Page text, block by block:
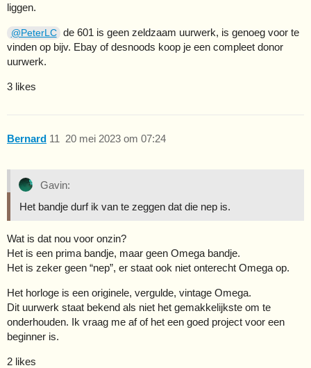
liggen.
@PeterLC de 601 is geen zeldzaam uurwerk, is genoeg voor te
vinden op bijv. Ebay of desnoods koop je een compleet donor
uurwerk.
3 likes
Bernard 20 mei 2023 om 07:24
11
Gavin:
Het bandje durf ik van te zeggen dat die nep is.
Wat is dat nou voor onzin?
Het is een prima bandje, maar geen Omega bandje.
Het is zeker geen “nep”, er staat ook niet onterecht Omega op.
Het horloge is een originele, vergulde, vintage Omega.
Dit uurwerk staat bekend als niet het gemakkelijkste om te
onderhouden. Ik vraag me af of het een goed project voor een
beginner is.
2 likes